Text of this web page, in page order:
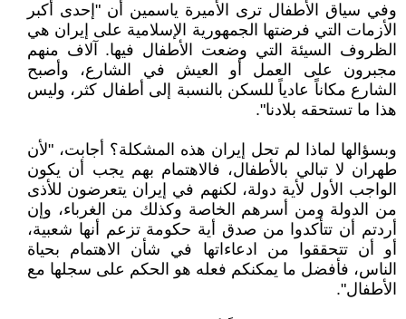
وفي سياق الأطفال ترى الأميرة ياسمين أن "إحدى أكبر
الأزمات التي فرضتها الجمهورية الإسلامية على إيران هي
الظروف السيئة التي وضعت الأطفال فيها. آلاف منهم
مجبرون على العمل أو العيش في الشارع، وأصبح
الشارع مكاناً عادياً للسكن بالنسبة إلى أطفال كثر، وليس
هذا ما تستحقه بلادنا".
وبسؤالها لماذا لم تحل إيران هذه المشكلة؟ أجابت، "لأن
طهران لا تبالي بالأطفال، فالاهتمام بهم يجب أن يكون
الواجب الأول لأية دولة، لكنهم في إيران يتعرضون للأذى
من الدولة ومن أسرهم الخاصة وكذلك من الغرباء، وإن
أردتم أن تتأكدوا من صدق أية حكومة تزعم أنها شعبية،
أو أن تتحققوا من ادعاءاتها في شأن الاهتمام بحياة
الناس، فأفضل ما يمكنكم فعله هو الحكم على سجلها مع
الأطفال".